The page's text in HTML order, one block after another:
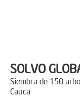
SOLVO
Siembra de 150
Cauca